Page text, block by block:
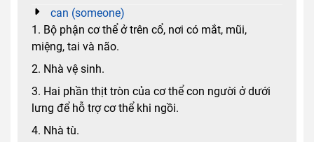
can (someone)
1. Bộ phận cơ thể ở trên cổ, nơi có mắt, mũi,
miệng, tai và não.
2. Nhà vệ sinh.
3. Hai phần thịt tròn của cơ thể con người ở dưới
lưng để hỗ trợ cơ thể khi ngồi.
4. Nhà tù.